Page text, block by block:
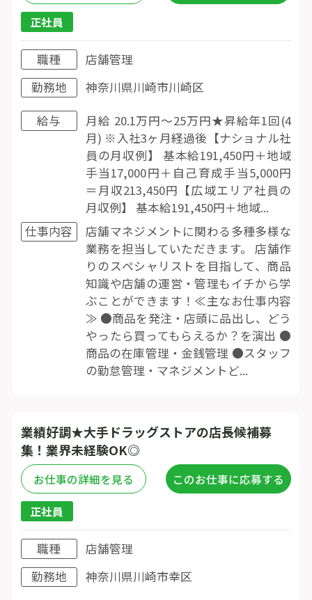
正社員
職種
店舗管理
勤務地
神奈川県川崎市川崎区
給与
月給 20.1万円〜25万円★昇給年1回(4
月) ※入社3ヶ月経過後【ナショナル社
員の月収例】 基本給191,450円＋地域
手当17,000円＋自己育成手当5,000円
＝月収213,450円【広域エリア社員の
月収例】 基本給191,450円＋地域...
仕事内容
店舗マネジメントに関わる多種多様な
業務を担当していただきます。 店舗作
りのスペシャリストを目指して、商品
知識や店舗の運営・管理もイチから学
ぶことができます！≪主なお仕事内容
≫ ●商品を発注・店頭に品出し、どう
やったら買ってもらえるか？を演出 ●
商品の在庫管理・金銭管理 ●スタッフ
の勤怠管理・マネジメントど...
業績好調★大手ドラッグストアの店長候補募
集！業界未経験OK◎
お仕事の詳細を見る このお仕事に応募する
正社員
職種
店舗管理
勤務地
神奈川県川崎市幸区